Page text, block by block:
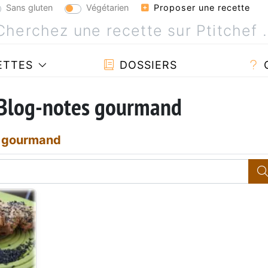
Sans gluten Végétarien Proposer une recette
DOSSIERS
notes gourmand